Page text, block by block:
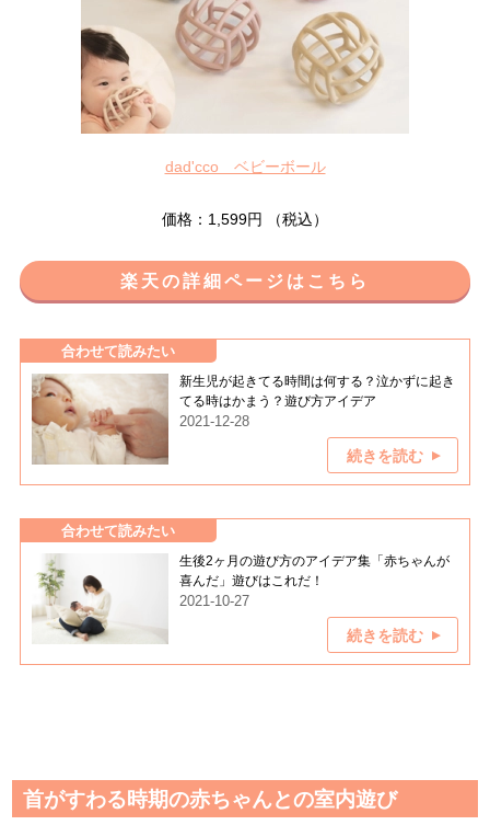
dad'cco ベビーボール
価格：1,599円 （税込）
楽天の詳細ページはこちら
合わせて読みたい
新生児が起きてる時間は何する？泣かずに起き
てる時はかまう？遊び方アイデア
2021-12-28
続きを読む
合わせて読みたい
生後2ヶ月の遊び方のアイデア集「赤ちゃんが
喜んだ」遊びはこれだ！
2021-10-27
続きを読む
首がすわる時期の赤ちゃんとの室内遊び